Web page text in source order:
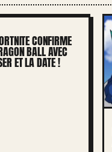
CONFIRME
BALL AVEC
ET LA DATE !